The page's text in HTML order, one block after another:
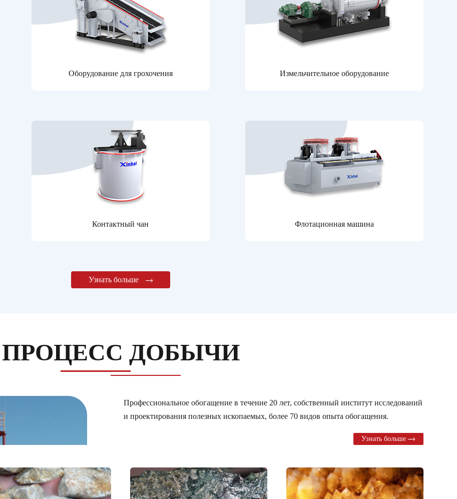
Оборудование для грохочения Измельчительное оборудование
Контактный чан Флотационная машина
Узнать больше
ПРОЦЕСС ДОБЫЧИ
Профессиональное обогащение в течение 20 лет, собственный институт исследований
и проектирования полезных ископаемых, более 70 видов опыта обогащения.
Узнать больше